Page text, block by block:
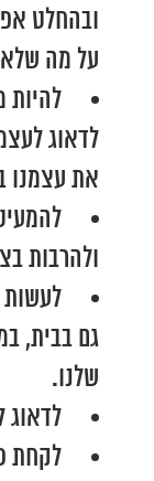
ובהחלט
על מה
להיות
לדאוג
את עצמנו
ולהרבות
לעשות
גם בבית,
שלנו.
לדאוג
לקחת